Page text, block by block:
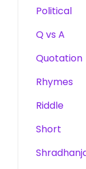
Political
Q vs A
Quotation
Rhymes
Riddle
Short